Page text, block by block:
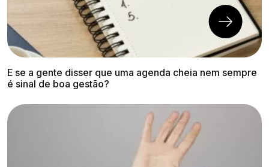
E se a gente disser que uma agenda cheia nem sempre
é sinal de boa gestão?